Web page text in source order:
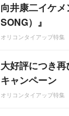
向井康二イケ
SONG）』
オリコンタイアップ特集
大好評につき
キャンペーン
オリコンタイアップ特集